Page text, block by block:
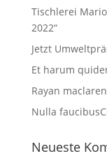
Tischlerei
2022“
Jetzt
Et harum
Rayan
Nulla
Neueste